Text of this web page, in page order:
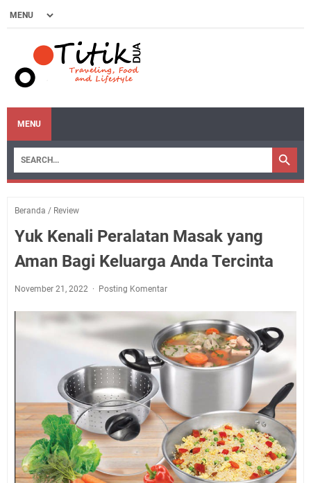
MENU
Beranda / Review
Yuk Kenali Peralatan Masak yang
Aman Bagi Keluarga Anda Tercinta
November 21, 2022 Posting Komentar